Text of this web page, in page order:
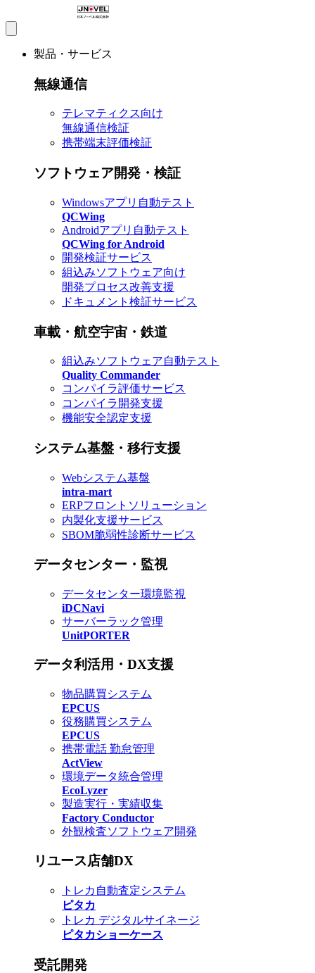
製品・サービス
無線通信
テレマティクス向け
無線通信検証
携帯端末評価検証
ソフトウェア開発・検証
Windowsアプリ自動テスト
QCWing
Androidアプリ自動テスト
QCWing for Android
開発検証サービス
組込みソフトウェア向け
開発プロセス改善支援
ドキュメント検証サービス
車載・航空宇宙・鉄道
組込みソフトウェア自動テスト
Quality Commander
コンパイラ評価サービス
コンパイラ開発支援
機能安全認定支援
システム基盤・移行支援
Webシステム基盤
intra-mart
ERPフロントソリューション
内製化支援サービス
SBOM脆弱性診断サービス
データセンター・監視
データセンター環境監視
iDCNavi
サーバーラック管理
UnitPORTER
データ利活用・DX支援
物品購買システム
EPCUS
役務購買システム
EPCUS
携帯電話 勤怠管理
ActView
環境データ統合管理
EcoLyzer
製造実行・実績収集
Factory Conductor
外観検査ソフトウェア開発
リユース店舗DX
トレカ自動査定システム
ピタカ
トレカ デジタルサイネージ
ピタカショーケース
受託開発